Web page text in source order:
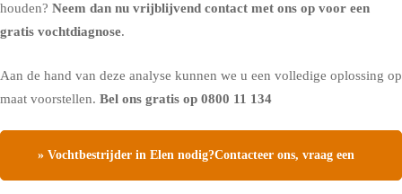
houden? Neem dan nu vrijblijvend contact met ons op voor een
gratis vochtdiagnose.
Aan de hand van deze analyse kunnen we u een volledige oplossing op
maat voorstellen. Bel ons gratis op 0800 11 134
» Vochtbestrijder in Elen nodig?Contacteer ons, vraag een